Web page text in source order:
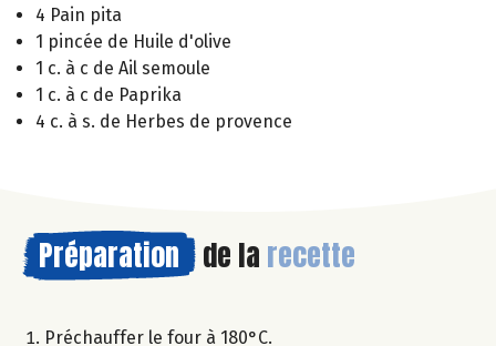
4 Pain pita
1 pincée de Huile d'olive
1 c. à c de Ail semoule
1 c. à c de Paprika
4 c. à s. de Herbes de provence
Préparation de la recette
Préchauffer le four à 180°C.